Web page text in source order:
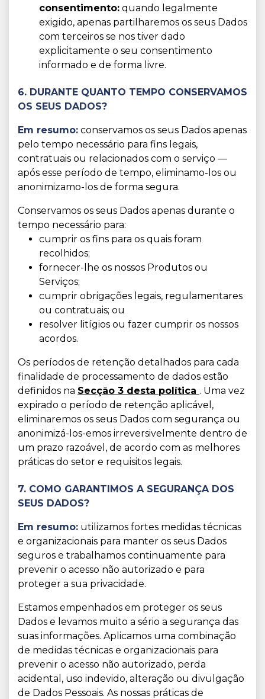
consentimento: quando legalmente
exigido, apenas partilharemos os seus Dados
com terceiros se nos tiver dado
explicitamente o seu consentimento
informado e de forma livre.
6. DURANTE QUANTO TEMPO CONSERVAMOS
OS SEUS DADOS?
Em resumo: conservamos os seus Dados apenas
pelo tempo necessário para fins legais,
contratuais ou relacionados com o serviço —
após esse período de tempo, eliminamo-los ou
anonimizamo-los de forma segura.
Conservamos os seus Dados apenas durante o
tempo necessário para:
cumprir os fins para os quais foram
recolhidos;
fornecer-lhe os nossos Produtos ou
Serviços;
cumprir obrigações legais, regulamentares
ou contratuais; ou
resolver litígios ou fazer cumprir os nossos
acordos.
Os períodos de retenção detalhados para cada
finalidade de processamento de dados estão
definidos na Secção 3 desta política . Uma vez
expirado o período de retenção aplicável,
eliminaremos os seus Dados com segurança ou
anonimizá-los-emos irreversivelmente dentro de
um prazo razoável, de acordo com as melhores
práticas do setor e requisitos legais.
7. COMO GARANTIMOS A SEGURANÇA DOS
SEUS DADOS?
Em resumo: utilizamos fortes medidas técnicas
e organizacionais para manter os seus Dados
seguros e trabalhamos continuamente para
prevenir o acesso não autorizado e para
proteger a sua privacidade.
Estamos empenhados em proteger os seus
Dados e levamos muito a sério a segurança das
suas informações. Aplicamos uma combinação
de medidas técnicas e organizacionais para
prevenir o acesso não autorizado, perda
acidental, uso indevido, alteração ou divulgação
de Dados Pessoais. As nossas práticas de